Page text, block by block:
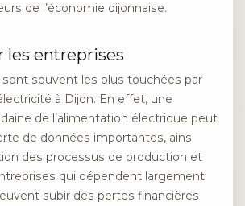
de l’économie dijonnaise.
les entreprises
souvent les plus touchées par
à Dijon. En effet, une
de l’alimentation électrique peut
de données importantes, ainsi
des processus de production et
qui dépendent largement
subir des pertes financières